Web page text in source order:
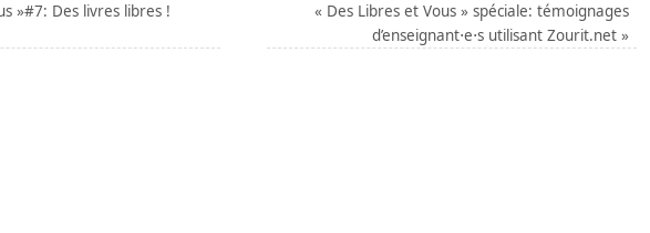
»#7: Des livres libres !
« Des Libres et Vous » spéciale: témoignages
d’enseignant⋅e⋅s utilisant Zourit.net »